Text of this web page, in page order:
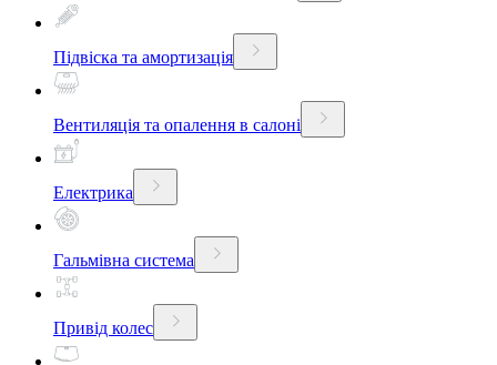
Підвіска та амортизація
Вентиляція та опалення в салоні
Електрика
Гальмівна система
Привід колес